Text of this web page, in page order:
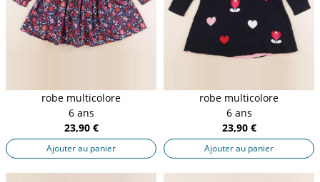
robe multicolore
6 ans
23,90 €
Ajouter au panier
robe multicolore
6 ans
23,90 €
Ajouter au panier